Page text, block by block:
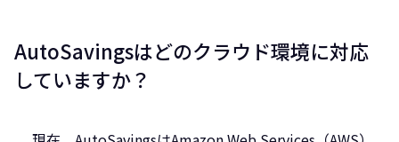
AutoSavingsはどのクラウド環境に対応
していますか？